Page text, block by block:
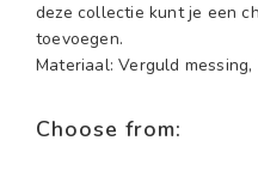
deze collectie kunt je een
toevoegen.
Materiaal: Verguld
Choose from: